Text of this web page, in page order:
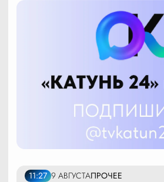
11:27 9 АВГУСТАПРОЧЕЕ